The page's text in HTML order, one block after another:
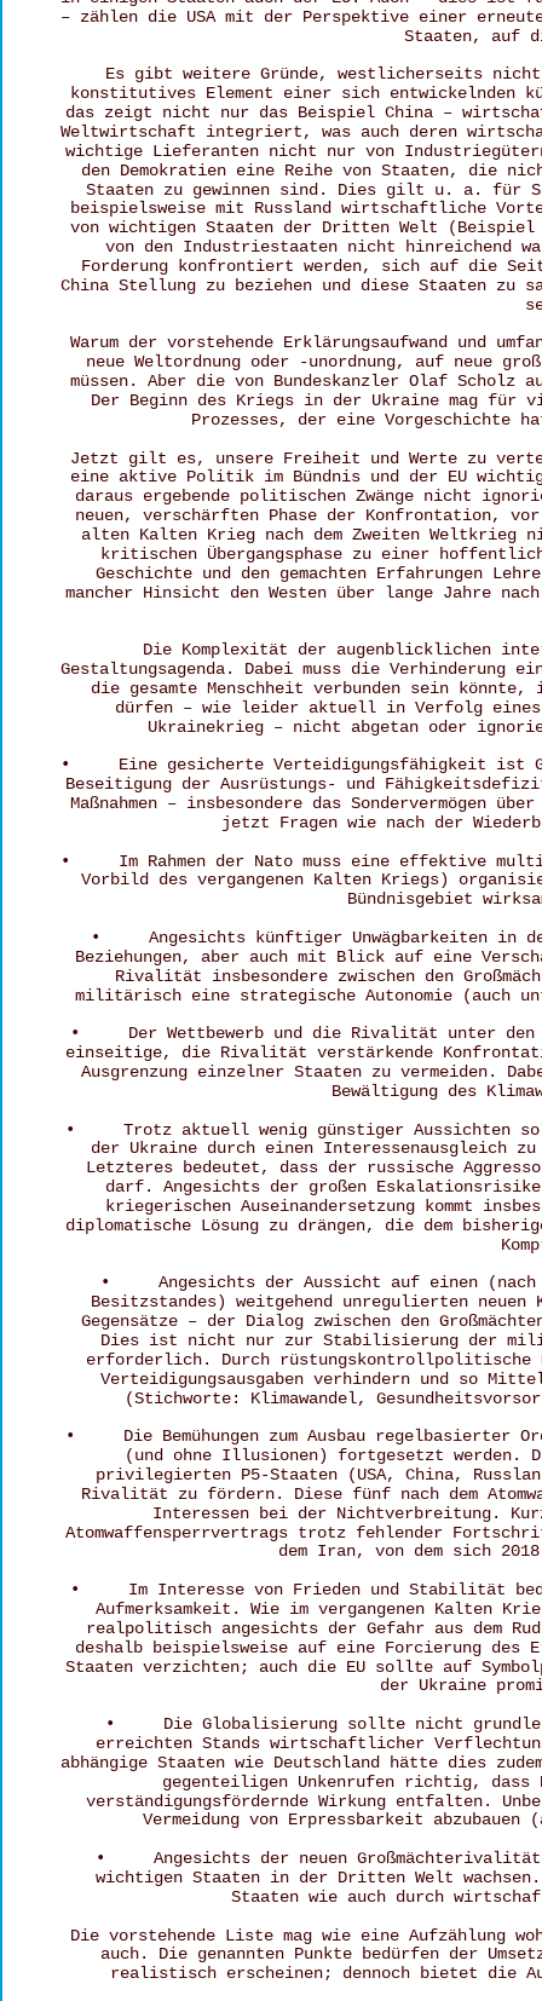
– zählen die USA mit der Perspektive einer
Staaten, auf
Es gibt weitere Gründe, westlicherseits
konstitutives Element einer sich entwickelnden
das zeigt nicht nur das Beispiel China –
Weltwirtschaft integriert, was auch deren
wichtige Lieferanten nicht nur von
den Demokratien eine Reihe von Staaten, die
Staaten zu gewinnen sind. Dies gilt u. a. für
beispielsweise mit Russland wirtschaftliche
von wichtigen Staaten der Dritten Welt
von den Industriestaaten nicht hinreichend
Forderung konfrontiert werden, sich auf die
China Stellung zu beziehen und diese Staaten
Warum der vorstehende Erklärungsaufwand und
neue Weltordnung oder -unordnung, auf neue
müssen. Aber die von Bundeskanzler Olaf
Der Beginn des Kriegs in der Ukraine mag für
Prozesses, der eine Vorgeschichte
Jetzt gilt es, unsere Freiheit und Werte zu
eine aktive Politik im Bündnis und der EU
daraus ergebende politischen Zwänge nicht
neuen, verschärften Phase der Konfrontation,
alten Kalten Krieg nach dem Zweiten
kritischen Übergangsphase zu einer
Geschichte und den gemachten
mancher Hinsicht den Westen über lange Jahre
Die Komplexität der augenblicklichen
Gestaltungsagenda. Dabei muss die
die gesamte Menschheit verbunden sein
dürfen – wie leider aktuell in Verfolg eines
Ukrainekrieg – nicht abgetan oder
•     Eine gesicherte Verteidigungsfähigkeit
Beseitigung der Ausrüstungs- und
Maßnahmen – insbesondere das
jetzt Fragen wie nach der
•     Im Rahmen der Nato muss eine effektive
Vorbild des vergangenen Kalten Kriegs)
Bündnisgebiet
•     Angesichts künftiger Unwägbarkeiten in
Beziehungen, aber auch mit Blick auf eine
Rivalität insbesondere zwischen den
militärisch eine strategische Autonomie (auch
•     Der Wettbewerb und die Rivalität unter den
einseitige, die Rivalität verstärkende
Ausgrenzung einzelner Staaten zu vermeiden.
Bewältigung des
•     Trotz aktuell wenig günstiger Aussichten
der Ukraine durch einen Interessenausgleich zu
Letzteres bedeutet, dass der russische
darf. Angesichts der großen
kriegerischen Auseinandersetzung kommt
diplomatische Lösung zu drängen, die dem
•     Angesichts der Aussicht auf einen
Besitzstandes) weitgehend unregulierten
Gegensätze – der Dialog zwischen den
Dies ist nicht nur zur Stabilisierung der
erforderlich. Durch rüstungskontrollpolitische
Verteidigungsausgaben verhindern und so
(Stichworte: Klimawandel,
•     Die Bemühungen zum Ausbau
(und ohne Illusionen) fortgesetzt werden.
privilegierten P5-Staaten (USA, China,
Rivalität zu fördern. Diese fünf nach dem
Interessen bei der Nichtverbreitung.
Atomwaffensperrvertrags trotz fehlender
dem Iran, von dem sich
•     Im Interesse von Frieden und Stabilität
Aufmerksamkeit. Wie im vergangenen
realpolitisch angesichts der Gefahr aus dem
deshalb beispielsweise auf eine Forcierung des
Staaten verzichten; auch die EU sollte auf
der Ukraine
•     Die Globalisierung sollte nicht
erreichten Stands wirtschaftlicher
abhängige Staaten wie Deutschland hätte dies
gegenteiligen Unkenrufen richtig,
verständigungsfördernde Wirkung entfalten.
Vermeidung von Erpressbarkeit
•     Angesichts der neuen
wichtigen Staaten in der Dritten Welt
Staaten wie auch durch
Die vorstehende Liste mag wie eine Aufzählung
auch. Die genannten Punkte bedürfen der
realistisch erscheinen; dennoch bietet die